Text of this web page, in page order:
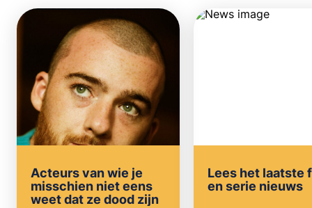
Acteurs van wie je
misschien niet eens
weet dat ze dood zijn
Lees het laatste
en serie nieuws